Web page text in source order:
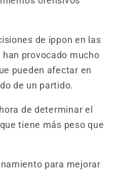
de ippon en las
provocado mucho
pueden afectar en
de un partido.
de determinar el
tiene más peso que
para mejorar